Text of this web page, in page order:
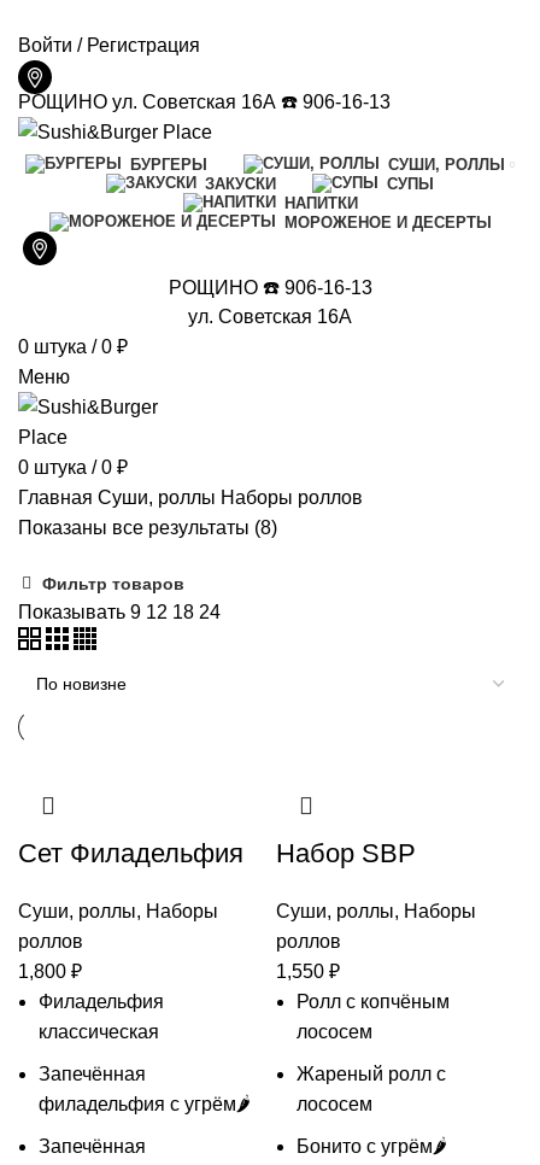
Войти / Регистрация
РОЩИНО ул. Советская 16А ☎️ 906-16-13
БУРГЕРЫ
СУШИ, РОЛЛЫ
ЗАКУСКИ
СУПЫ
НАПИТКИ
МОРОЖЕНОЕ И ДЕСЕРТЫ
РОЩИНО ☎️ 906-16-13
ул. Советская 16А
0 штука / 0 ₽
Меню
0 штука / 0 ₽
Главная Суши, роллы Наборы роллов
Показаны все результаты (8)Сортировка:
Фильтр товаров
Показывать 9 12 18 24
Сет Филадельфия
Суши, роллы, Наборы
роллов
1,800 ₽
Филадельфия
классическая
Запечённая
филадельфия с угрём🌶️
Запечённая
Набор SBP
Суши, роллы, Наборы
роллов
1,550 ₽
Ролл с копчёным
лососем
Жареный ролл с
лососем
Бонито с угрём🌶️